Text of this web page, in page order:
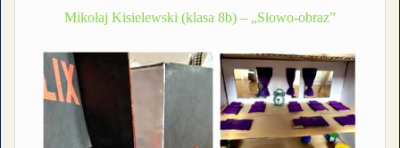
Mikołaj Kisielewski (klasa 8b) – „Słowo-obraz”